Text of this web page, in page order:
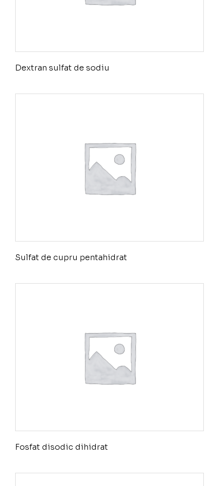
Dextran sulfat de sodiu
Sulfat de cupru pentahidrat
Fosfat disodic dihidrat